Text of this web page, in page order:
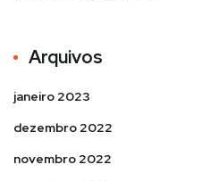
Arquivos
janeiro 2023
dezembro 2022
novembro 2022